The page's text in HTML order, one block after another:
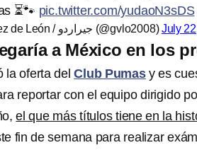
⏳️🐾 pic.twitter.com/yudaoN3sDS
— Gerardo Velázquez de León / جيراردو (@gvlo2008)July
a México en los
la oferta delClub Pumasy es
reportar con el equipo dirigido
el que más títulos tiene en la
fin de semana para realizar